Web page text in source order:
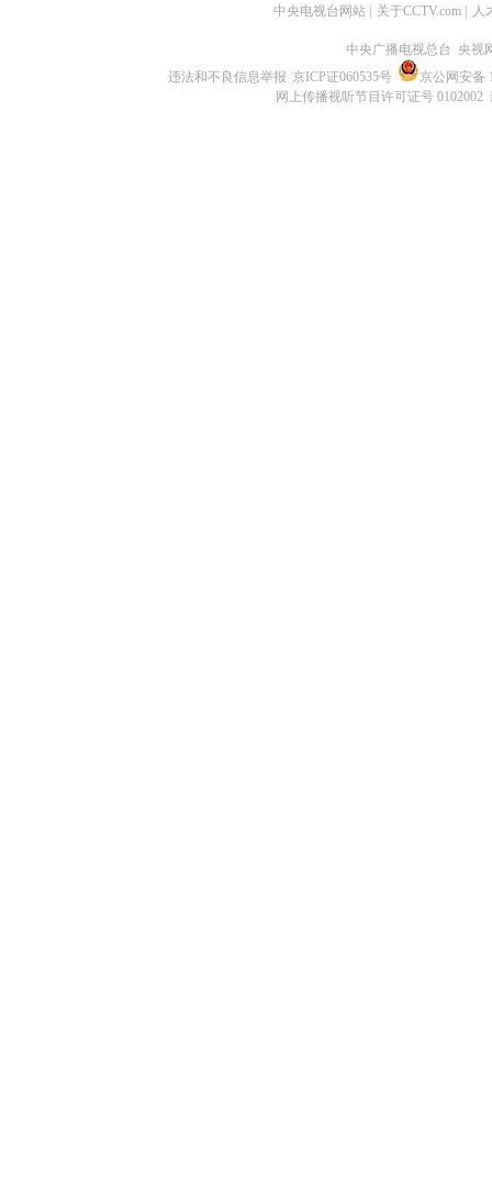
中央电视台网站 关于CCTV.com 人
中央广播电视总台 央视
违法和不良信息举报 京ICP证060535号
京公网安备
网上传播视听节目许可证号 0102002